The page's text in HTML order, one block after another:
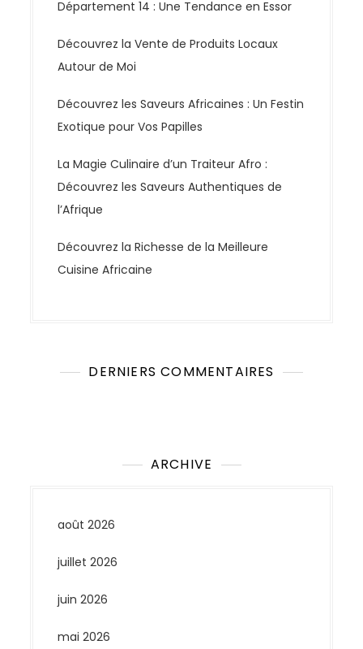
Département 14 : Une Tendance en Essor
Découvrez la Vente de Produits Locaux
Autour de Moi
Découvrez les Saveurs Africaines : Un Festin
Exotique pour Vos Papilles
La Magie Culinaire d’un Traiteur Afro :
Découvrez les Saveurs Authentiques de
l’Afrique
Découvrez la Richesse de la Meilleure
Cuisine Africaine
DERNIERS COMMENTAIRES
ARCHIVE
août 2026
juillet 2026
juin 2026
mai 2026